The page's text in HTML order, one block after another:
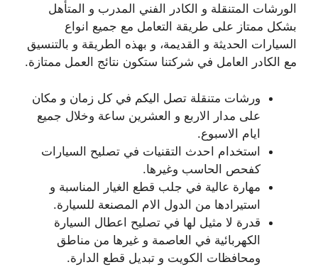
الورشات المتنقلة و الكادر الفني المدرب و المتأهل
بشكل ممتاز على طريقة التعامل مع جميع انواع
السيارات الحديثة و القديمة، و بهذه الطريقة و بالتنسيق
مع الكادر العامل في شركتنا ستكون نتائج العمل ممتازة.
ورشات متنقلة تصل اليكم في كل زمان و مكان
على مدار الاربع و العشرين ساعة وخلال جميع
ايام الاسبوع.
استخدام احدث التقنيات في تصليح السيارات
كفحص الحاسب وغيرها.
مهارة عالية في جلب قطع الغيار المناسبة و
استيرادها من الدول الام المصنعة للسيارة.
قدرة لا مثيل لها في تصليح اعطال السيارة
الكهربائية في العاصمة و غيرها من مناطق
ومحافظات الكويت و تبديل قطع الدارة.